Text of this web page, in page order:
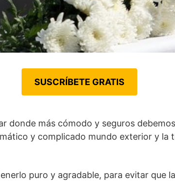
SUSCRÍBETE GRATIS
donde más cómodo y seguros
y complicado mundo exterior y la
puro y agradable, para evitar que